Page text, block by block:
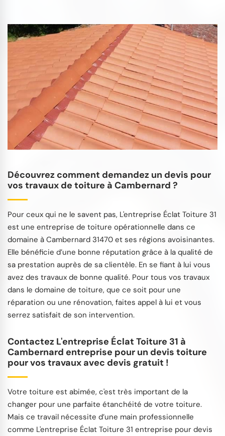
Découvrez comment demandez un devis pour
vos travaux de toiture à Cambernard ?
Pour ceux qui ne le savent pas, L'entreprise Éclat Toiture 31
est une entreprise de toiture opérationnelle dans ce
domaine à Cambernard 31470 et ses régions avoisinantes.
Elle bénéficie d’une bonne réputation grâce à la qualité de
sa prestation auprès de sa clientèle. En se fiant à lui vous
avez des travaux de bonne qualité. Pour tous vos travaux
dans le domaine de toiture, que ce soit pour une
réparation ou une rénovation, faites appel à lui et vous
serrez satisfait de son intervention.
Contactez L'entreprise Éclat Toiture 31 à
Cambernard entreprise pour un devis toiture
pour vos travaux avec devis gratuit !
Votre toiture est abimée, c'est très important de la
changer pour une parfaite étanchéité de votre toiture.
Mais ce travail nécessite d’une main professionnelle
comme L'entreprise Éclat Toiture 31 entreprise pour devis